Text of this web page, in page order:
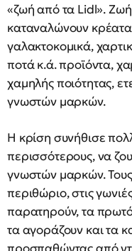
«ζωή από τα Lidl».
καταναλώνουν
γαλακτοκομικά,
ποτά κ.ά. προϊόντα,
χαμηλής ποιότητας,
γνωστών μαρκών.
Η κρίση συνήθισε
περισσότερους, να
γνωστών μαρκών.
περιθώριο, στις
παρατηρούν, τα
τα αγοράζουν και τα